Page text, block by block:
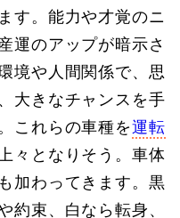
す。能力や才覚のニ
運のアップが暗示さ
境や人間関係で、思
大きなチャンスを手
これらの車種を運転
々となりそう。車体
加わってきます。黒
約束、白なら転身、